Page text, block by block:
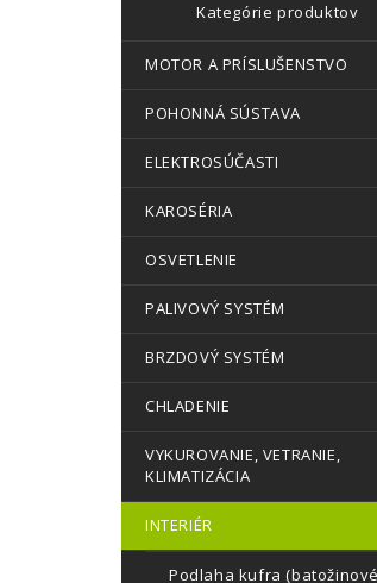
Kategórie produktov
MOTOR A PRÍSLUŠENSTVO
POHONNÁ SÚSTAVA
ELEKTROSÚČASTI
KAROSÉRIA
OSVETLENIE
PALIVOVÝ SYSTÉM
BRZDOVÝ SYSTÉM
CHLADENIE
VYKUROVANIE, VETRANIE,
KLIMATIZÁCIA
INTERIÉR
Podlaha kufra